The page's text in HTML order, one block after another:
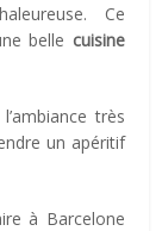
Ce
belle cuisine
très
un apéritif
à Barcelone